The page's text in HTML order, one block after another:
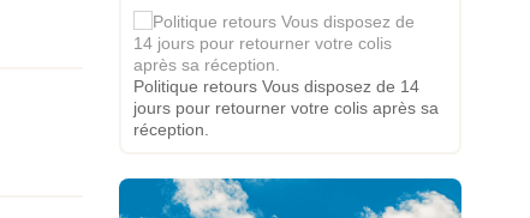
Politique retours Vous disposez de 14
jours pour retourner votre colis après sa
réception.